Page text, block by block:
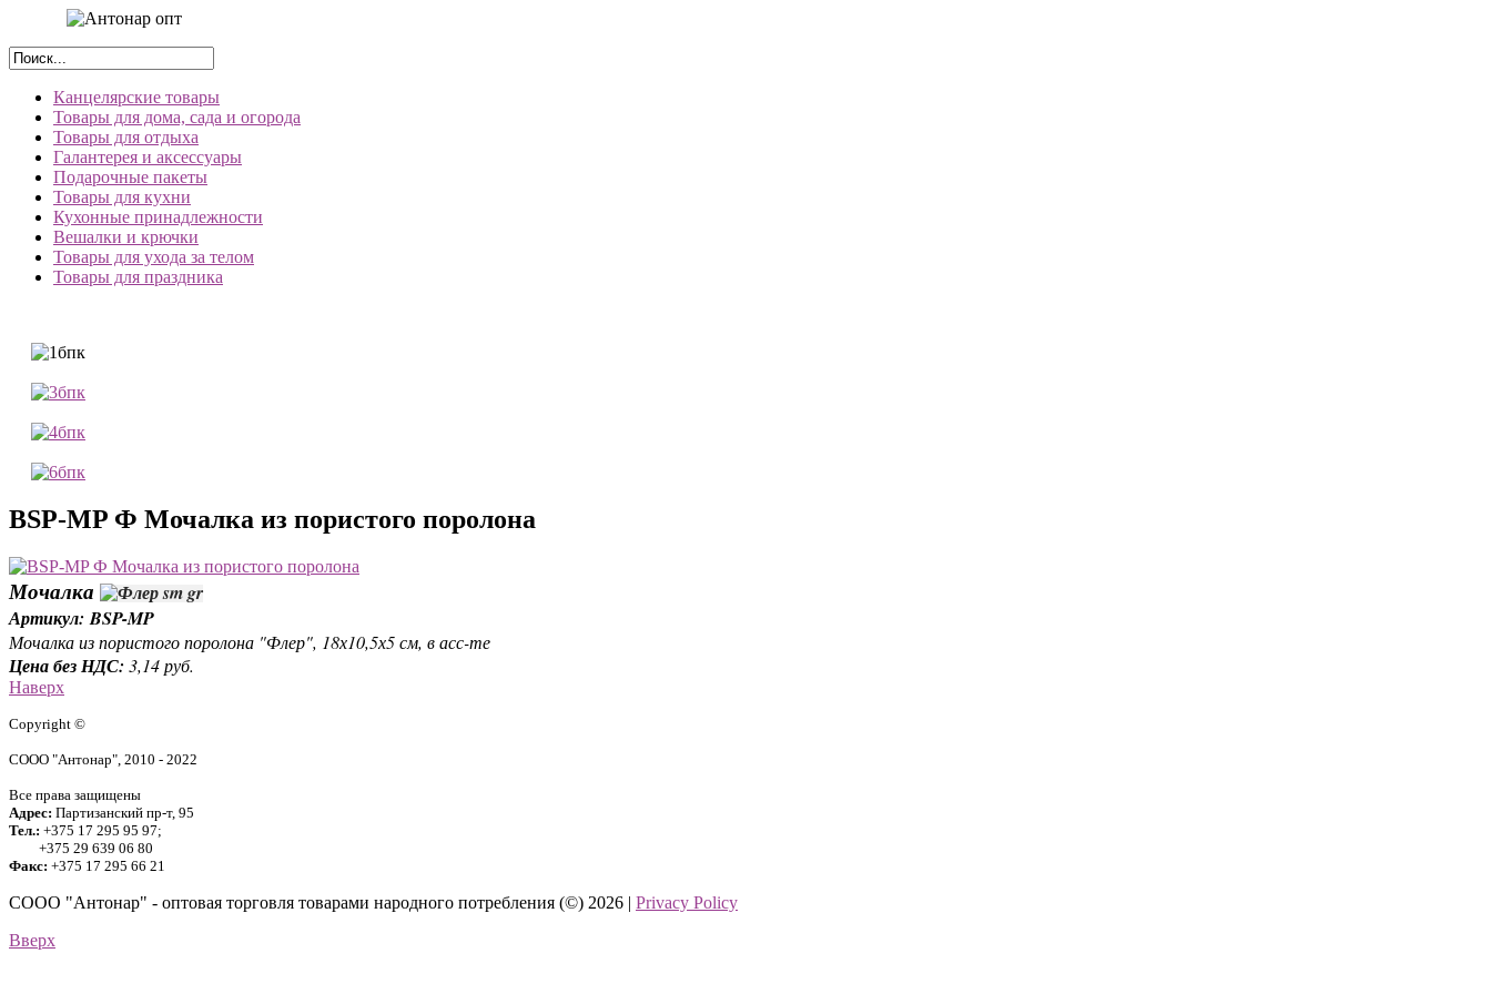
Канцелярские товары
Товары для дома, сада и огорода
Товары для отдыха
Галантерея и аксессуары
Подарочные пакеты
Товары для кухни
Кухонные принадлежности
Вешалки и крючки
Товары для ухода за телом
Товары для праздника
BSP-MP Ф Мочалка из пористого поролона
Мочалка
Артикул: BSP-MP
Мочалка из пористого поролона "Флер", 18х10,5х5 см, в асс-те
Цена без НДС: 3,14 руб.
Наверх
Copyright ©
СООО "Антонар", 2010 - 2022
Все права защищены
Адрес: Партизанский пр-т, 95
Тел.: +375 17 295 95 97;
+375 29 639 06 80
Факс: +375 17 295 66 21
СООО "Антонар" - оптовая торговля товарами народного потребления (©) 2026 | Privacy Policy
Вверх